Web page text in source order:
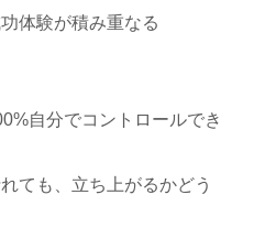
体験が積み重なる
自分でコントロールでき
ても、立ち上がるかどう